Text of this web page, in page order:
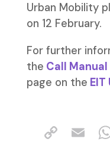
Urban Mobility
on 12 February.
For further
the Call Manual
page on the